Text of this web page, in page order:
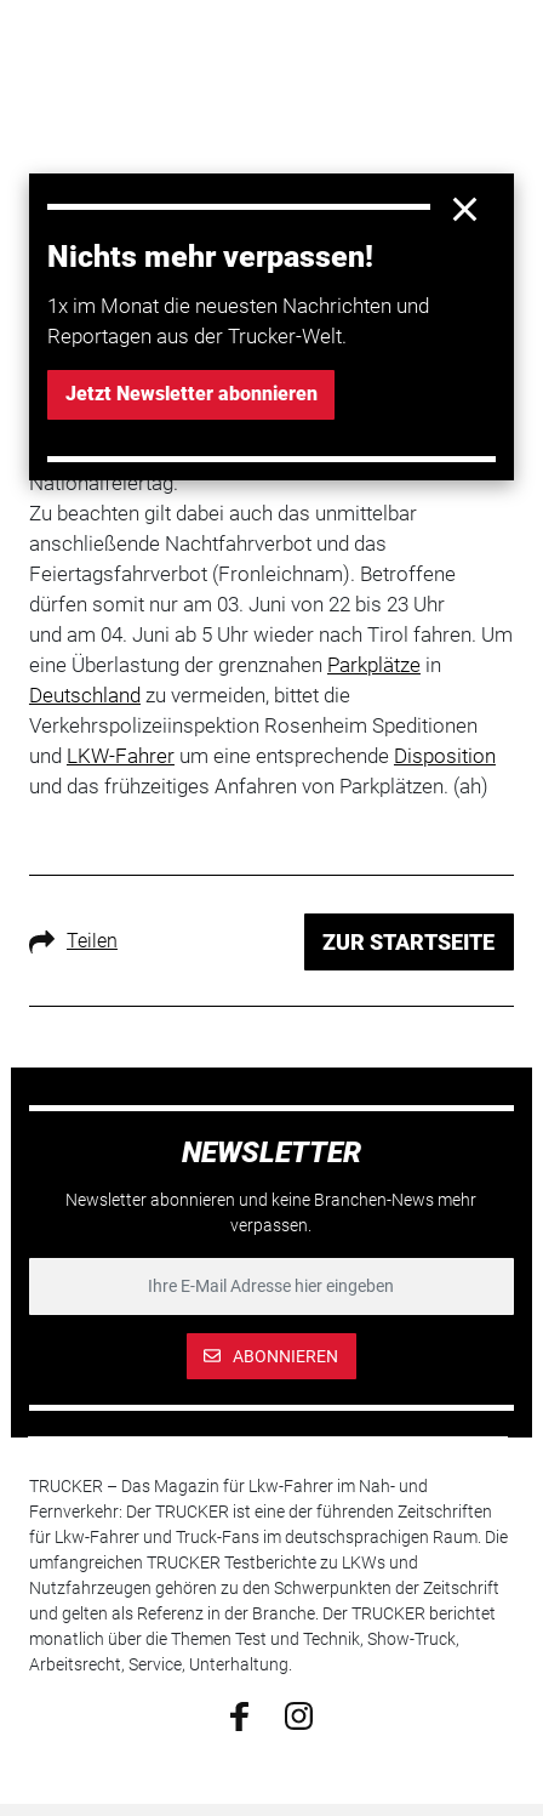
Nichts mehr verpassen!
1x im Monat die neuesten Nachrichten und
Reportagen aus der Trucker-Welt.
Jetzt Newsletter abonnieren
24.00 Uhr einFahrverbotfürLKW
Betroffen sind alle in RichtungItalien
Grund für das Fahrverbot ist der italienische
Nationalfeiertag.
Zu beachten gilt dabei auch das unmittelbar
anschließende Nachtfahrverbot und das
Feiertagsfahrverbot (Fronleichnam). Betroffene
dürfen somit nur am 03. Juni von 22 bis 23 Uhr
und am 04. Juni ab 5 Uhr wieder nach Tirol fahren. Um
eine Überlastung der grenznahen Parkplätzein
Deutschland zu vermeiden, bittet die
Verkehrspolizeiinspektion Rosenheim Speditionen
und LKW-Fahrerum eine entsprechende Disposition
und das frühzeitiges Anfahren von Parkplätzen. (ah)
Teilen ZUR STARTSEITE
NEWSLETTER
Newsletter abonnieren und keine Branchen-News mehr
verpassen.
ABONNIEREN
TRUCKER – Das Magazin für Lkw-Fahrer im Nah- und
Fernverkehr: Der TRUCKER ist eine der führenden Zeitschriften
für Lkw-Fahrer und Truck-Fans im deutschsprachigen Raum. Die
umfangreichen TRUCKER Testberichte zu LKWs und
Nutzfahrzeugen gehören zu den Schwerpunkten der Zeitschrift
und gelten als Referenz in der Branche. Der TRUCKER berichtet
monatlich über die Themen Test und Technik, Show-Truck,
Arbeitsrecht, Service, Unterhaltung.